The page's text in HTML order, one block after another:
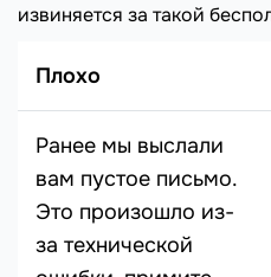
извиняется за такой
Плохо
Ранее мы выслали
вам пустое письмо.
Это произошло из-
за технической